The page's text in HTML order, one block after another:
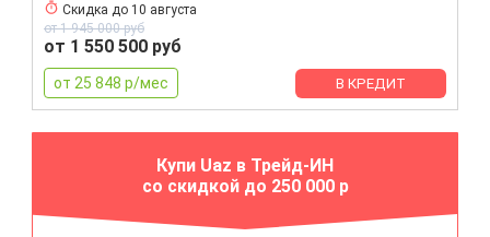
Скидка до 10 августа
от 1 945 000 руб
от 1 550 500 руб
от 25 848 р/мес В КРЕДИТ
Купи Uaz в Трейд-ИН
со скидкой до 250 000 р